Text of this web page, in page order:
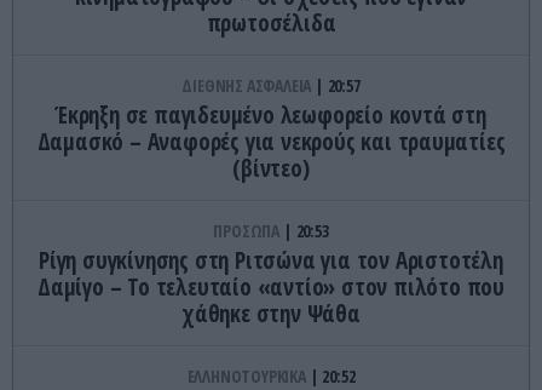
πρωτοσέλιδα
ΔΙΕΘΝΗΣ ΑΣΦΑΛΕΙΑ 20:57
Έκρηξη σε παγιδευμένο λεωφορείο κοντά στη
Δαμασκό – Αναφορές για νεκρούς και τραυματίες
(βίντεο)
ΠΡΟΣΩΠΑ 20:53
Ρίγη συγκίνησης στη Ριτσώνα για τον Αριστοτέλη
Δαμίγο – Το τελευταίo «αντίο» στον πιλότο που
χάθηκε στην Ψάθα
ΕΛΛΗΝΟΤΟΥΡΚΙΚΑ 20:52